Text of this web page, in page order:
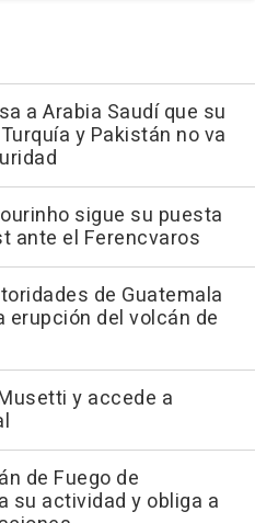
a Arabia Saudí que su
y Pakistán no va
sigue su puesta
ante el Ferencvaros
de Guatemala
erupción del volcán de
y accede a
de Fuego de
su actividad y obliga a